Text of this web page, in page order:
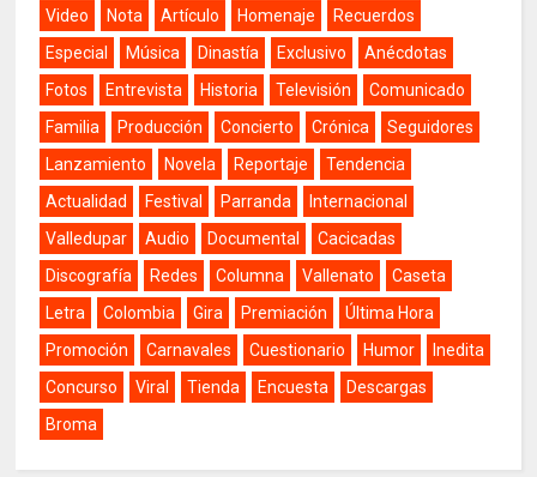
Video Nota Artículo Homenaje
Recuerdos
Especial
Música Dinastía Exclusivo
Anécdotas
Fotos
Entrevista Historia Televisión
Comunicado
Familia
Producción Concierto Crónica
Seguidores
Lanzamiento
Novela Reportaje
Tendencia
Actualidad
Festival Parranda
Internacional
Valledupar
Audio Documental
Cacicadas
Discografía
Redes Columna Vallenato
Caseta
Letra
Colombia Gira Premiación
Última Hora
Promoción
Carnavales Cuestionario Humor
Inedita
Concurso
Viral Tienda Encuesta
Descargas
Broma